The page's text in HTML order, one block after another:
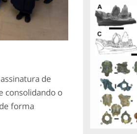
de
consolidando o
forma